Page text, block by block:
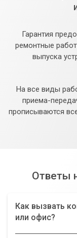
Гарантия
ремонтные
выпуска
На все виды
приема-
прописываются
Ответы
Как вызвать
или офис?